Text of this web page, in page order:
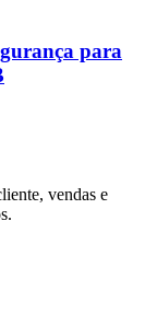
para
vendas e